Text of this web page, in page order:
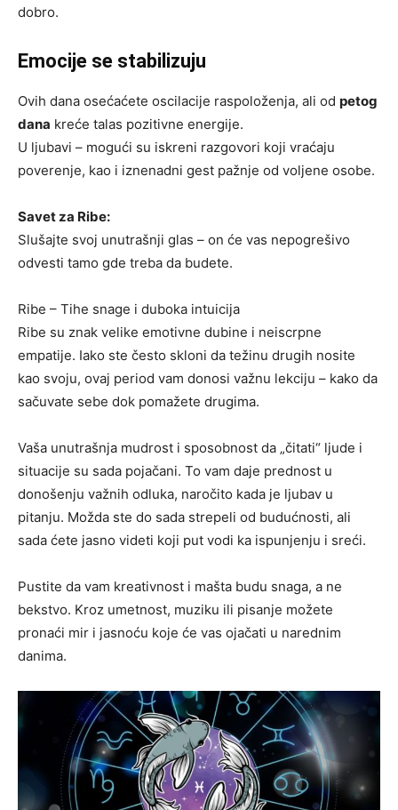
dobro.
Emocije se stabilizuju
Ovih dana osećaćete oscilacije raspoloženja, ali od petog
dana kreće talas pozitivne energije.
U ljubavi – mogući su iskreni razgovori koji vraćaju
poverenje, kao i iznenadni gest pažnje od voljene osobe.
Savet za Ribe:
Slušajte svoj unutrašnji glas – on će vas nepogrešivo
odvesti tamo gde treba da budete.
Ribe – Tihe snage i duboka intuicija
Ribe su znak velike emotivne dubine i neiscrpne
empatije. Iako ste često skloni da težinu drugih nosite
kao svoju, ovaj period vam donosi važnu lekciju – kako da
sačuvate sebe dok pomažete drugima.
Vaša unutrašnja mudrost i sposobnost da „čitati“ ljude i
situacije su sada pojačani. To vam daje prednost u
donošenju važnih odluka, naročito kada je ljubav u
pitanju. Možda ste do sada strepeli od budućnosti, ali
sada ćete jasno videti koji put vodi ka ispunjenju i sreći.
Pustite da vam kreativnost i mašta budu snaga, a ne
bekstvo. Kroz umetnost, muziku ili pisanje možete
pronaći mir i jasnoću koje će vas ojačati u narednim
danima.